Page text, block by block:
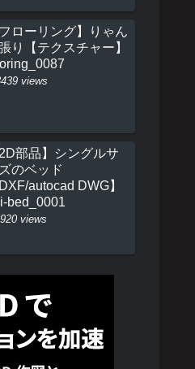
フローリング】りゃん
り【テクスチャー】
views
2D部品】シングルサ
のベッド
DXF/autocad DWG】
bed_0001
views